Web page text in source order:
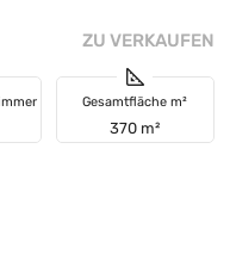
ZU VERKAUFEN
Gesamtfläche m²
370 m²